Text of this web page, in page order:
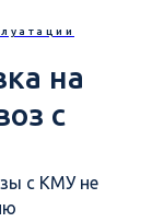
на
с
с КМУ не